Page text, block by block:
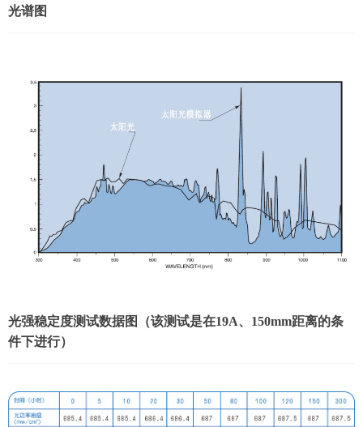
光谱图
光强稳定度测试数据图（该测试是在19A、150mm距离的条
件下进行）